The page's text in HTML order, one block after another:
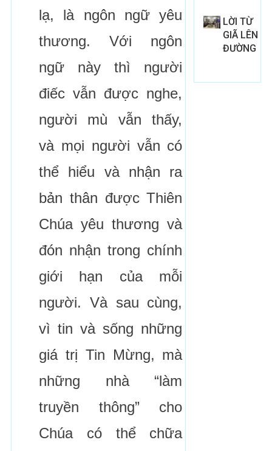
lạ, là ngôn ngữ yêu
thương. Với ngôn
ngữ này thì người
điếc vẫn được nghe,
người mù vẫn thấy,
và mọi người vẫn có
thể hiểu và nhận ra
bản thân được Thiên
Chúa yêu thương và
đón nhận trong chính
giới hạn của mỗi
người. Và sau cùng,
vì tin và sống những
giá trị Tin Mừng, mà
những nhà “làm
truyền thông” cho
Chúa có thể chữa
LỜI TỪ
GIÃ LÊN
ĐƯỜNG